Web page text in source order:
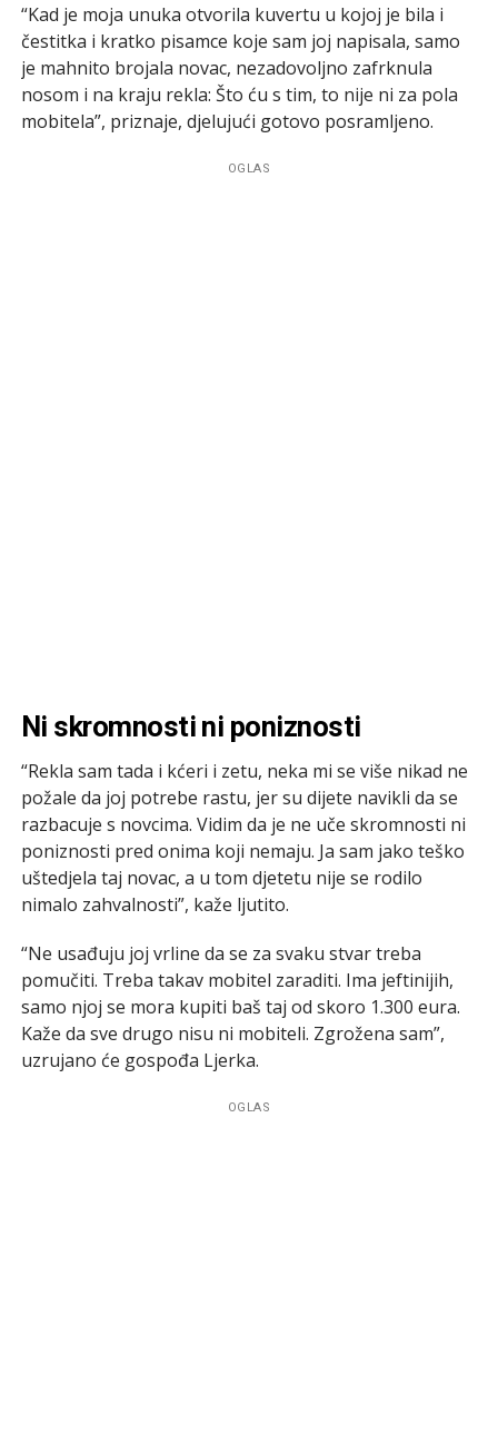
“Kad je moja unuka otvorila kuvertu u kojoj je bila i
čestitka i kratko pisamce koje sam joj napisala, samo
je mahnito brojala novac, nezadovoljno zafrknula
nosom i na kraju rekla: Što ću s tim, to nije ni za pola
mobitela”, priznaje, djelujući gotovo posramljeno.
OGLAS
Ni skromnosti ni poniznosti
“Rekla sam tada i kćeri i zetu, neka mi se više nikad ne
požale da joj potrebe rastu, jer su dijete navikli da se
razbacuje s novcima. Vidim da je ne uče skromnosti ni
poniznosti pred onima koji nemaju. Ja sam jako teško
uštedjela taj novac, a u tom djetetu nije se rodilo
nimalo zahvalnosti”, kaže ljutito.
“Ne usađuju joj vrline da se za svaku stvar treba
pomučiti. Treba takav mobitel zaraditi. Ima jeftinijih,
samo njoj se mora kupiti baš taj od skoro 1.300 eura.
Kaže da sve drugo nisu ni mobiteli. Zgrožena sam”,
uzrujano će gospođa Ljerka.
OGLAS